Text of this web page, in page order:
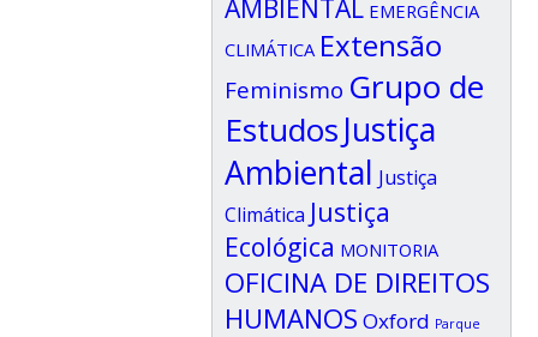
AMBIENTAL EMERGÊNCIA
CLIMÁTICA Extensão
Feminismo Grupo de
EstudosJustiça
Ambiental Justiça
Climática Justiça
Ecológica MONITORIA
OFICINA DE DIREITOS
HUMANOS Oxford Parque